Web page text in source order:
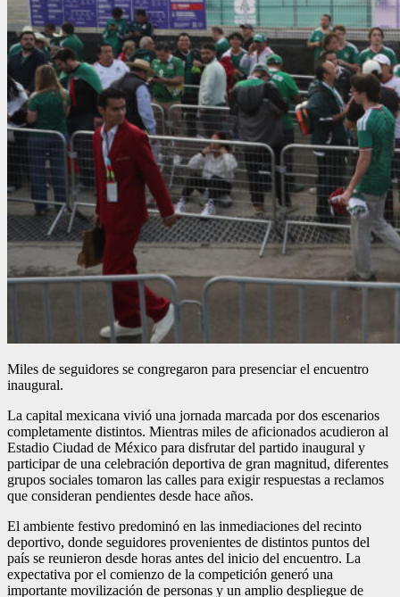
Miles de seguidores se congregaron para presenciar el encuentro
inaugural.
La capital mexicana vivió una jornada marcada por dos escenarios
completamente distintos. Mientras miles de aficionados acudieron al
Estadio Ciudad de México para disfrutar del partido inaugural y
participar de una celebración deportiva de gran magnitud, diferentes
grupos sociales tomaron las calles para exigir respuestas a reclamos
que consideran pendientes desde hace años.
El ambiente festivo predominó en las inmediaciones del recinto
deportivo, donde seguidores provenientes de distintos puntos del
país se reunieron desde horas antes del inicio del encuentro. La
expectativa por el comienzo de la competición generó una
importante movilización de personas y un amplio despliegue de